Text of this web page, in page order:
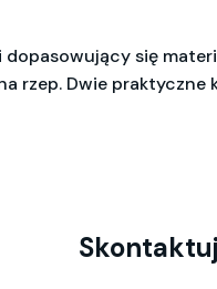
się
rzep. Dwie